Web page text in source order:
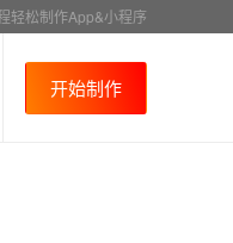
轻松制作App&小程序
开始制作